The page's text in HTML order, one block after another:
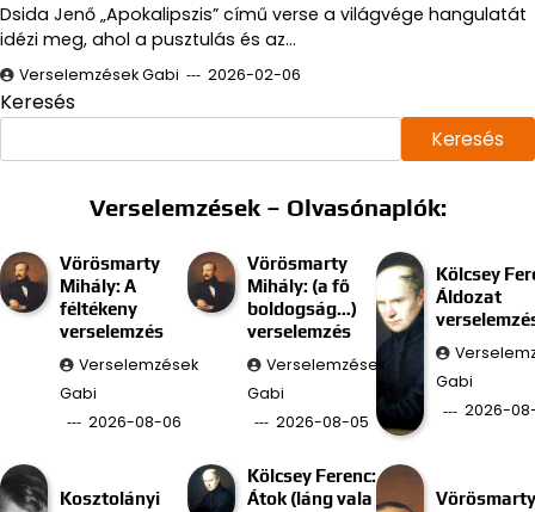
Dsida Jenő „Apokalipszis” című verse a világvége hangulatát
idézi meg, ahol a pusztulás és az…
Verselemzések Gabi 2026-02-06
Keresés
Keresés
Verselemzések – Olvasónaplók:
Vörösmarty
Mihály: A
féltékeny
verselemzés
Verselemzések
Gabi
2026-08-06
Vörösmarty
Mihály: (a fő
boldogság…)
verselemzés
Verselemzések
Gabi
2026-08-05
Kölcsey
Áldozat
Gabi
2026-
Kosztolányi
Kölcsey Ferenc:
Átok (láng vala
Vörösmarty